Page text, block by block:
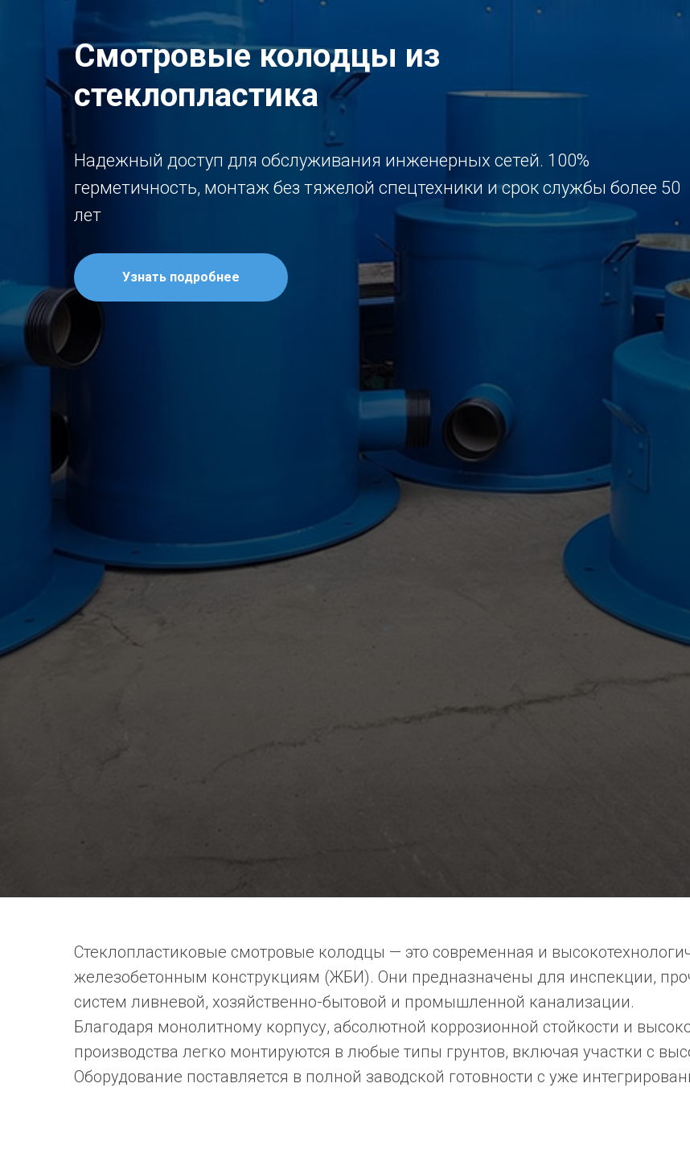
Смотровые колодцы из
стеклопластика
Надежный доступ для обслуживания инженерных сетей. 100%
герметичность, монтаж без тяжелой спецтехники и срок службы более 50
лет
Узнать подробнее
Стеклопластиковые смотровые колодцы — это современная и
железобетонным конструкциям (ЖБИ). Они предназначены для инспекции,
систем ливневой, хозяйственно-бытовой и промышленной канализации.
Благодаря монолитному корпусу, абсолютной коррозионной стойкости и
производства легко монтируются в любые типы грунтов, включая участки с
Оборудование поставляется в полной заводской готовности с уже